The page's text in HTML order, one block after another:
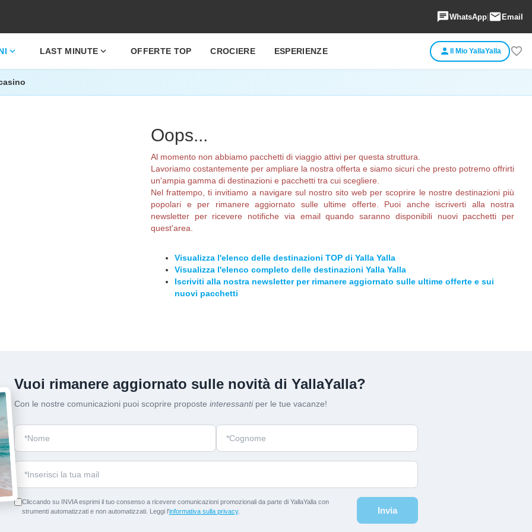
chatWhatsApp|emailEmail
expand_more LAST MINUTE expand_more OFFERTE TOP CROCIERE ESPERIENZE person Il Mio YallaYalla favorite_border
Oops...
Al momento non abbiamo pacchetti di viaggio attivi per questa struttura.
Lavoriamo costantemente per ampliare la nostra offerta e siamo sicuri che presto potremo offrirti
un'ampia gamma di destinazioni e pacchetti tra cui scegliere.
Nel frattempo, ti invitiamo a navigare sul nostro sito web per scoprire le nostre destinazioni più
popolari e per rimanere aggiornato sulle ultime offerte. Puoi anche iscriverti alla nostra
newsletter per ricevere notifiche via email quando saranno disponibili nuovi pacchetti per
quest'area.
Visualizza l'elenco delle destinazioni TOP di Yalla Yalla
Visualizza l'elenco completo delle destinazioni Yalla Yalla
Iscriviti alla nostra newsletter per rimanere aggiornato sulle ultime offerte e sui
nuovi pacchetti
Vuoi rimanere aggiornato sulle novità di YallaYalla?
Con le nostre comunicazioni puoi scoprire proposte interessantiper le tue vacanze!
Cliccando su INVIA esprimi il tuo consenso a ricevere comunicazioni promozionali da parte di YallaYalla con
strumenti automatizzati e non automatizzati. Leggi l'informativa sulla privacy. Invia